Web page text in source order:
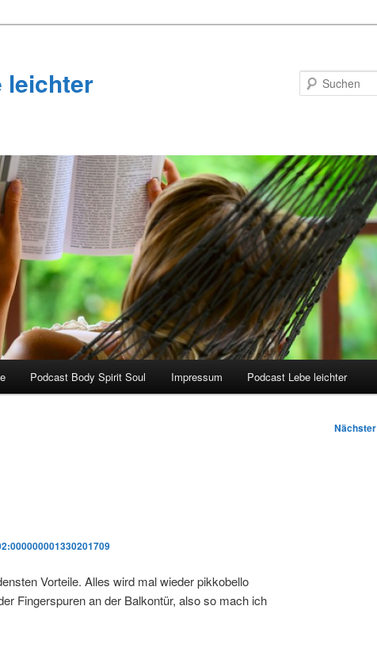
leichter
Podcast Body Spirit Soul Impressum Podcast Lebe leichter
Nächster
Vorteile. Alles wird mal wieder pikkobello
Fingerspuren an der Balkontür, also so mach ich